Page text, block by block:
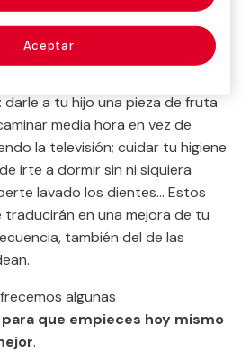
también tiene que ver
. Otro punto básico está en ser
darle a tu hijo una pieza de fruta
media hora en vez de
la televisión; cuidar tu higiene
irte a dormir sin ni siquiera
lavado los dientes… Estos
en una mejora de tu
también del de las
algunas
que empieces hoy mismo
.
Aceptar